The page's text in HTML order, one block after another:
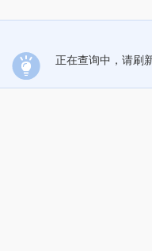
正在查询中，请刷